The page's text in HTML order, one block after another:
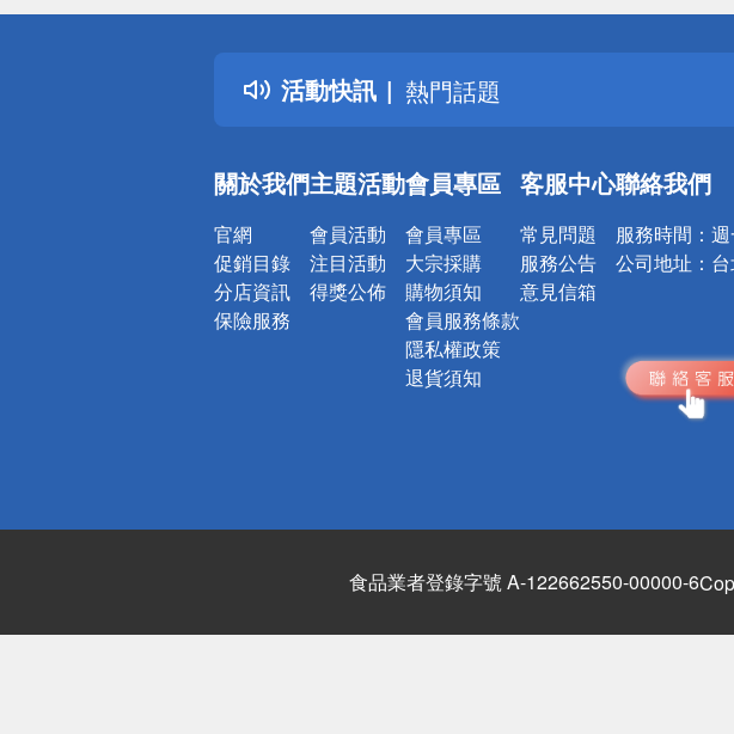
活動快訊
詐騙網頁！請小心！
得獎公告
熱門話題
銀行優惠
詐騙網頁！請小心！
關於我們
官網
促銷目錄
分店資訊
保險服務
主題活動
會員活動
注目活動
得獎公佈
會員專區
會員專區
大宗採購
購物須知
會員服務條款
隱私權政策
退貨須知
客服中心
常見問題
服務公告
意見信箱
聯絡我們
服務時間：
公司地址：
食品業者登錄字號 A-122662550-00000-6